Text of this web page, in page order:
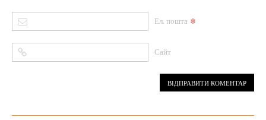
Ел. пошта *
Сайт